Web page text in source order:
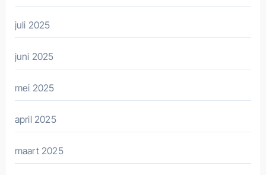
juli 2025
juni 2025
mei 2025
april 2025
maart 2025